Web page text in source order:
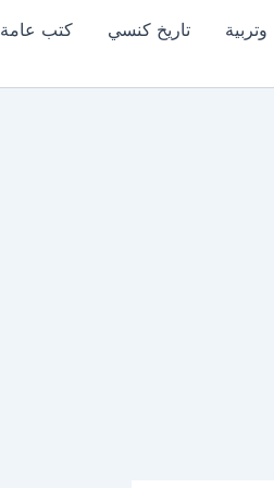
تاريخ كنسي كتب عامة